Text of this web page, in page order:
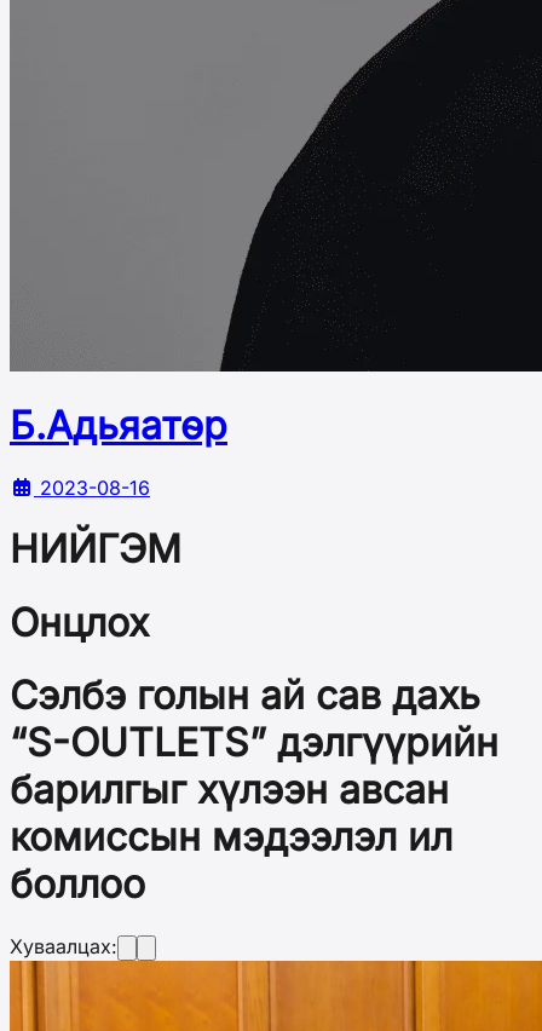
Б.Адьяатөр
2023-08-16
НИЙГЭМ
Онцлох
Сэлбэ голын ай сав дахь
“S-OUTLETS” дэлгүүрийн
барилгыг хүлээн авсан
комиссын мэдээлэл ил
боллоо
Хуваалцах: